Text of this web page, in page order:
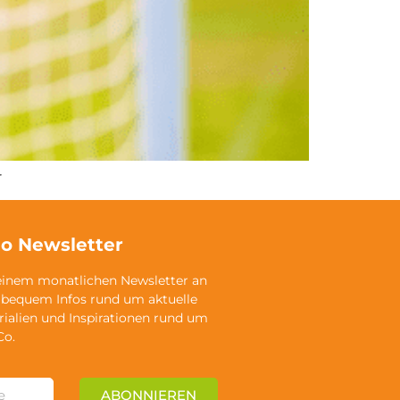
Newsletter
monatlichen Newsletter an
Infos rund um aktuelle
und Inspirationen rund um
ABONNIEREN